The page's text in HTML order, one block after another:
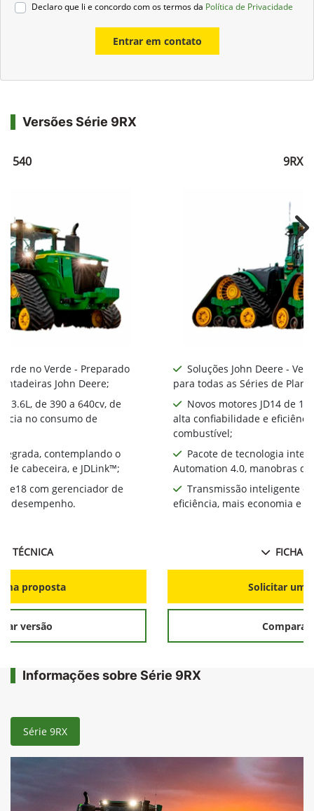
Declaro que li e concordo com os termos da Política de Privacidade
Entrar em contato
Versões Série 9RX
540
no Verde - Preparado
John Deere;
13.6L, de 390 a 640cv, de
no consumo de
contemplando o
de cabeceira, e JDLink™;
e18 com gerenciador de
desempenho.
TÉCNICA
proposta
versão
9RX
Soluções John Deere -
para todas as Séries de
Novos motores JD14 de
alta confiabilidade e
combustível;
Pacote de tecnologia
Automation 4.0, manobras
Transmissão inteligente
eficiência, mais economia e
FICHA
Solicitar
Comparar
Informações sobre Série 9RX
Série 9RX